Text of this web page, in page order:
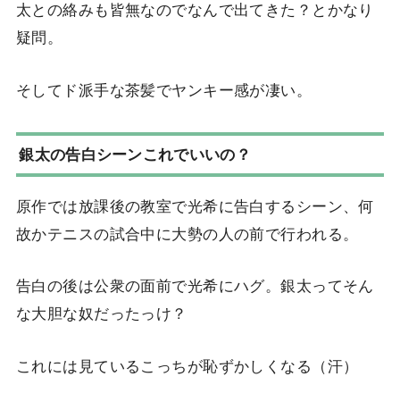
太との絡みも皆無なのでなんで出てきた？とかなり
疑問。
そしてド派手な茶髪でヤンキー感が凄い。
銀太の告白シーンこれでいいの？
原作では放課後の教室で光希に告白するシーン、何
故かテニスの試合中に大勢の人の前で行われる。
告白の後は公衆の面前で光希にハグ。銀太ってそん
な大胆な奴だったっけ？
これには見ているこっちが恥ずかしくなる（汗）